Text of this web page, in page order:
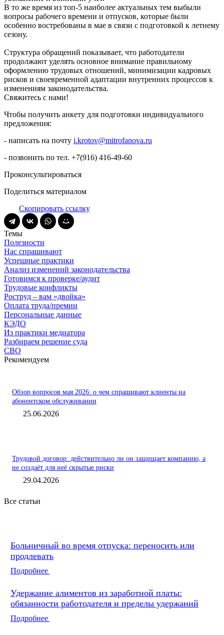
В то же время из топ-5 наиболее актуальных тем выбыли
вопросы рабочего времени и отпусков, которые были
особенно востребованы в мае в связи с подготовкой к летнему
сезону.
Структура обращений показывает, что работодатели
продолжают уделять основное внимание правильному
оформлению трудовых отношений, минимизации кадровых
рисков и своевременной адаптации внутренних процессов к
изменениям законодательства.
Свяжитесь с нами!
Чтобы получить анкету для подготовки индивидуального
предложения:
- написать на почту i.krotov@mitrofanova.ru
- позвонить по тел. +7(916) 416-49-60
Проконсультироваться
Поделиться материалом
Скопировать ссылку
Темы
Полезности
Нас спрашивают
Успешные практики
Анализ изменений законодательства
Готовимся к проверке/аудит
Трудовые конфликты
Роструд – вам «двойка»
Оплата труда/премии
Персональные данные
КЭДО
Из практики медиатора
Разбираем решение суда
СВО
Рекомендуем
Обзор вопросов мая 2026: о чем спрашивают клиенты на
абонентском обслуживании
25.06.2026
Трудовой договор: действительно ли он защищает компанию, а
не создаёт для неё скрытые риски
29.04.2026
Все статьи
Больничный во время отпуска: переносить или
продлевать
Подробнее
Удержание алиментов из заработной платы:
обязанности работодателя и пределы удержаний
Подробнее